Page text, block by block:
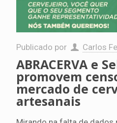
Publicado por Carlos
ABRACERVA e
promovem
mercado de
artesanais